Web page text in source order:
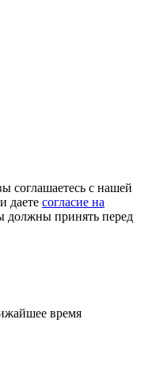
соглашаетесь с нашей
даете согласие на
должны принять перед
время